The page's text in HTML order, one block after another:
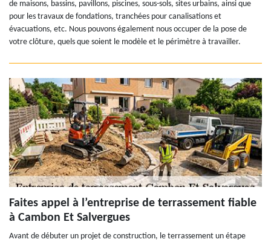
de maisons, bassins, pavillons, piscines, sous-sols, sites urbains, ainsi que
pour les travaux de fondations, tranchées pour canalisations et
évacuations, etc. Nous pouvons également nous occuper de la pose de
votre clôture, quels que soient le modèle et le périmètre à travailler.
Faites appel à l’entreprise de terrassement fiable
à Cambon Et Salvergues
Avant de débuter un projet de construction, le terrassement un étape